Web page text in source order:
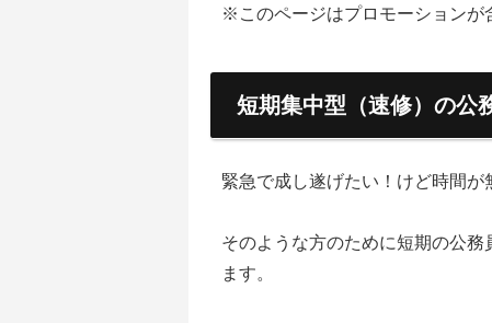
※このページはプロモーションが
短期集中型（速修）の公
緊急で成し遂げたい！けど時間が
そのような方のために短期の公
ます。